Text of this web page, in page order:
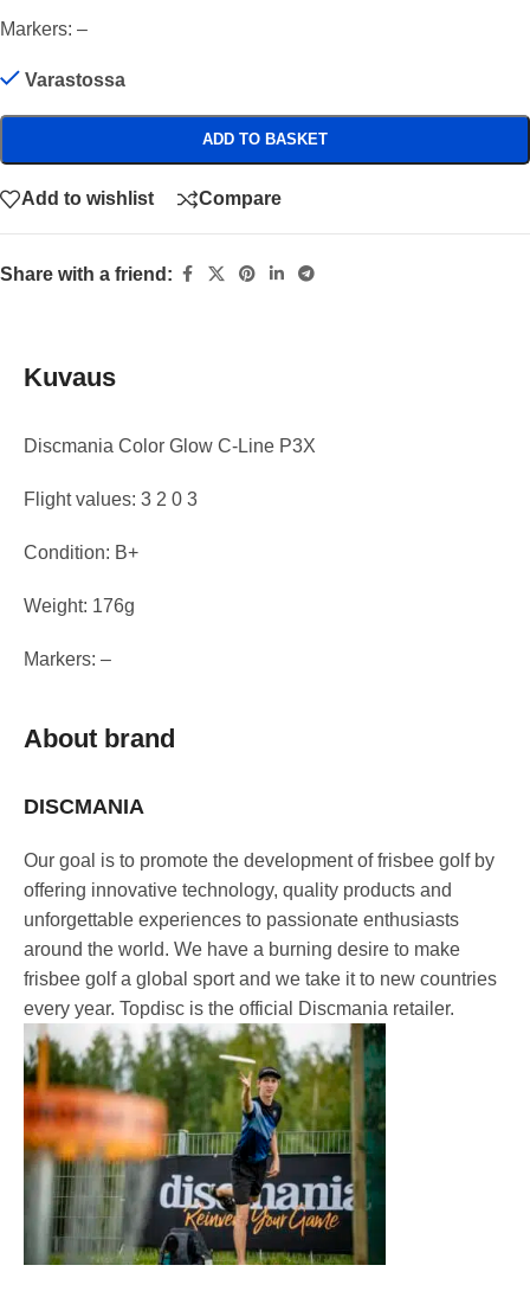
Markers: –
Varastossa
ADD TO BASKET
Add to wishlist Compare
Share with a friend:
Kuvaus
Discmania Color Glow C-Line P3X
Flight values: 3 2 0 3
Condition: B+
Weight: 176g
Markers: –
About brand
DISCMANIA
Our goal is to promote the development of frisbee golf by
offering innovative technology, quality products and
unforgettable experiences to passionate enthusiasts
around the world. We have a burning desire to make
frisbee golf a global sport and we take it to new countries
every year. Topdisc is the official Discmania retailer.